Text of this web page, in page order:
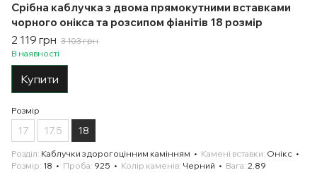
Срібна каблучка з двома прямокутними вставками
чорного онікса та розсипом фіанітів 18 розмір
2 119 грн 3 103 грн
В наявності
Купити
Розмір
17 17.5 18
Розділ Каблучки з дорогоцінним камінням Камені вставки Онікс
Розмір 18 Проба 925 Колір каменів Черний Вага 2.89